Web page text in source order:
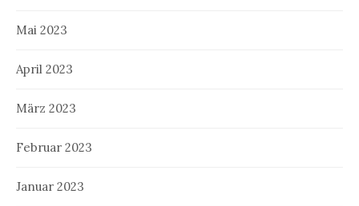
Mai 2023
April 2023
März 2023
Februar 2023
Januar 2023